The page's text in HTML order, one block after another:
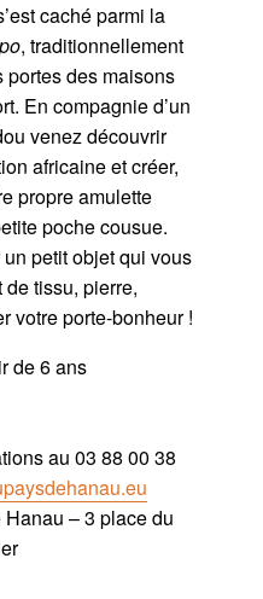
caché parmi la
, traditionnellement
portes des maisons
En compagnie d’un
venez découvrir
africaine et créer,
propre amulette
poche cousue.
un petit objet qui vous
tissu, pierre,
votre porte-bonheur !
de 6 ans
au 03 88 00 38
– 3 place du